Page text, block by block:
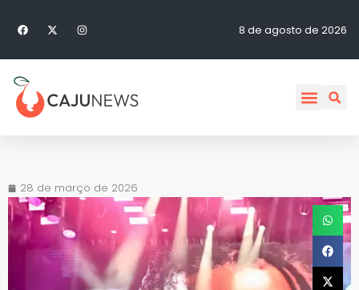
8 de agosto de 2026
28 de março de 2026